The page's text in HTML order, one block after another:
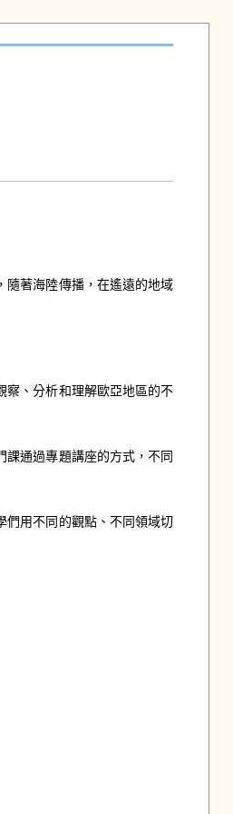
隨著海陸傳播，在遙遠的地域
察、分析和理解歐亞地區的不
通過專題講座的方式，不同
們用不同的觀點、不同領域切